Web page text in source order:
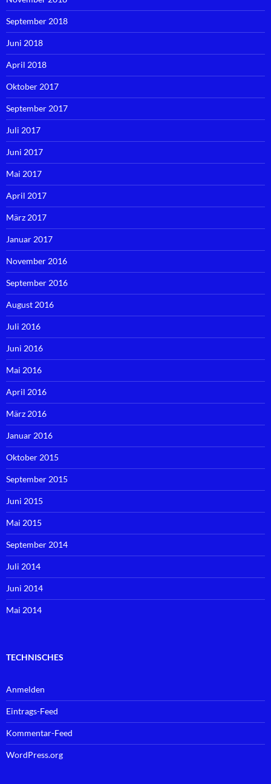
September 2018
Juni 2018
April 2018
Oktober 2017
September 2017
Juli 2017
Juni 2017
Mai 2017
April 2017
März 2017
Januar 2017
November 2016
September 2016
August 2016
Juli 2016
Juni 2016
Mai 2016
April 2016
März 2016
Januar 2016
Oktober 2015
September 2015
Juni 2015
Mai 2015
September 2014
Juli 2014
Juni 2014
Mai 2014
TECHNISCHES
Anmelden
Eintrags-Feed
Kommentar-Feed
WordPress.org